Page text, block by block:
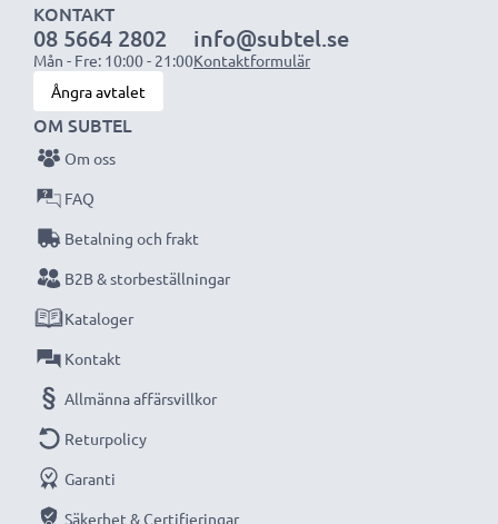
KONTAKT
08 5664 2802
Mån - Fre: 10:00 - 21:00
info@subtel.se
Kontaktformulär
Ångra avtalet
OM SUBTEL
Om oss
FAQ
Betalning och frakt
B2B & storbeställningar
Kataloger
Kontakt
Allmänna affärsvillkor
Returpolicy
Garanti
Säkerhet & Certifieringar